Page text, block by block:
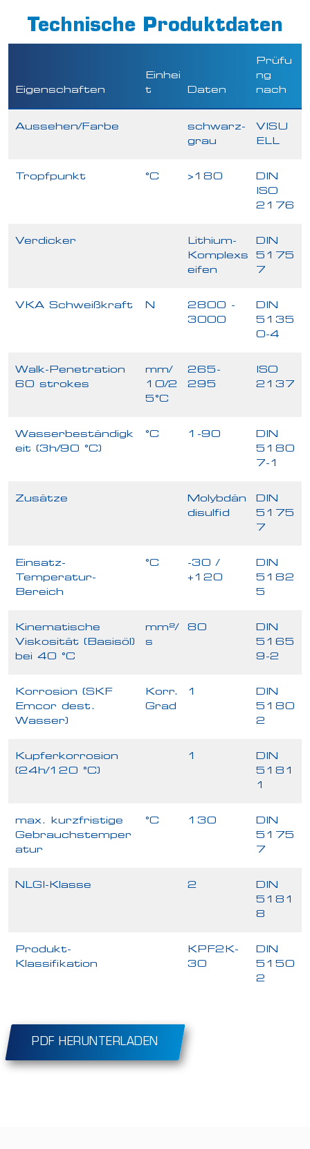
Technische Produktdaten
Eigenschaften
Einhei
t
Daten
Prüfu
ng
nach
Aussehen/Farbe
schwarz-
grau
VISU
ELL
Tropfpunkt °C >180
DIN
ISO
2176
Verdicker
Lithium-
Komplexs
eifen
DIN
5175
7
VKA Schweißkraft N
2800 -
3000
DIN
5135
0-4
Walk-Penetration
60 strokes
mm/
10/2
5°C
265-
295
ISO
2137
Wasserbeständigk
eit (3h/90 °C)
°C 1-90
DIN
5180
7-1
Zusätze
Molybdän
disulfid
DIN
5175
7
Einsatz-
Temperatur-
Bereich
°C
-30 /
+120
DIN
5182
5
Kinematische
Viskosität (Basisöl)
bei 40 °C
mm²/
s
80
DIN
5165
9-2
Korrosion (SKF
Emcor dest.
Wasser)
Korr.
Grad
1
DIN
5180
2
Kupferkorrosion
(24h/120 °C)
1
DIN
5181
1
max. kurzfristige
Gebrauchstemper
atur
°C 130
DIN
5175
7
NLGI-Klasse 2
DIN
5181
8
Produkt-
Klassifikation
KPF2K-
30
DIN
5150
2
PDF HERUNTERLADEN